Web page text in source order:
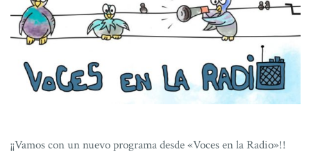
¡¡Vamos con un nuevo programa desde «Voces en la Radio»!!